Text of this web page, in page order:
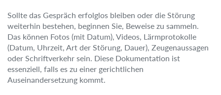
Sollte das Gespräch erfolglos bleiben oder die Störung
weiterhin bestehen, beginnen Sie, Beweise zu sammeln.
Das können Fotos (mit Datum), Videos, Lärmprotokolle
(Datum, Uhrzeit, Art der Störung, Dauer), Zeugenaussagen
oder Schriftverkehr sein. Diese Dokumentation ist
essenziell, falls es zu einer gerichtlichen
Auseinandersetzung kommt.